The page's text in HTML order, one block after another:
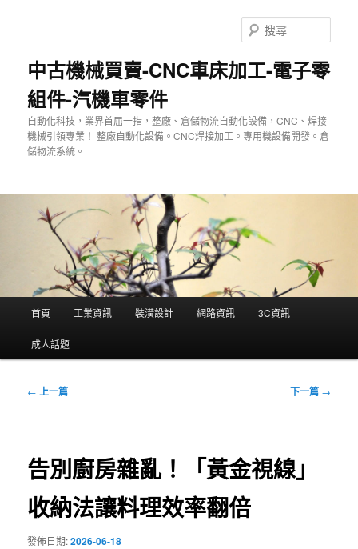
中古機械買賣-CNC車床加工-電子零
組件-汽機車零件
自動化科技，業界首屈一指，整廠、倉儲物流自動化設備，CNC、焊接
機械引領專業！ 整廠自動化設備。CNC焊接加工。專用機設備開發。倉
儲物流系統。
尋
單
首頁 工業資訊 裝潢設計 網路資訊 3C資訊
成人話題
文
← 上一篇 下一篇 →
告別廚房雜亂！「黃金視線」
收納法讓料理效率翻倍
發佈日期:2026-06-18